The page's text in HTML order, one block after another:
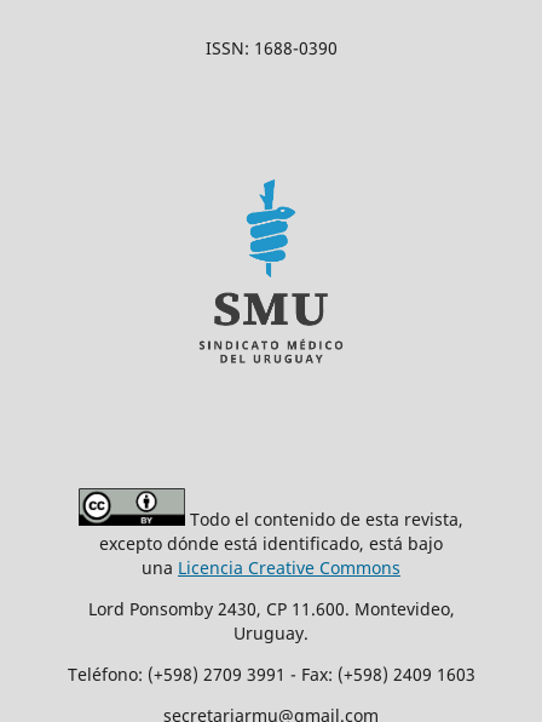
ISSN: 1688-0390
Todo el contenido de esta revista,
excepto dónde está identificado, está bajo
una Licencia Creative Commons
Lord Ponsomby 2430, CP 11.600. Montevideo,
Uruguay.
Teléfono: (+598) 2709 3991 - Fax: (+598) 2409 1603
secretariarmu@gmail.com